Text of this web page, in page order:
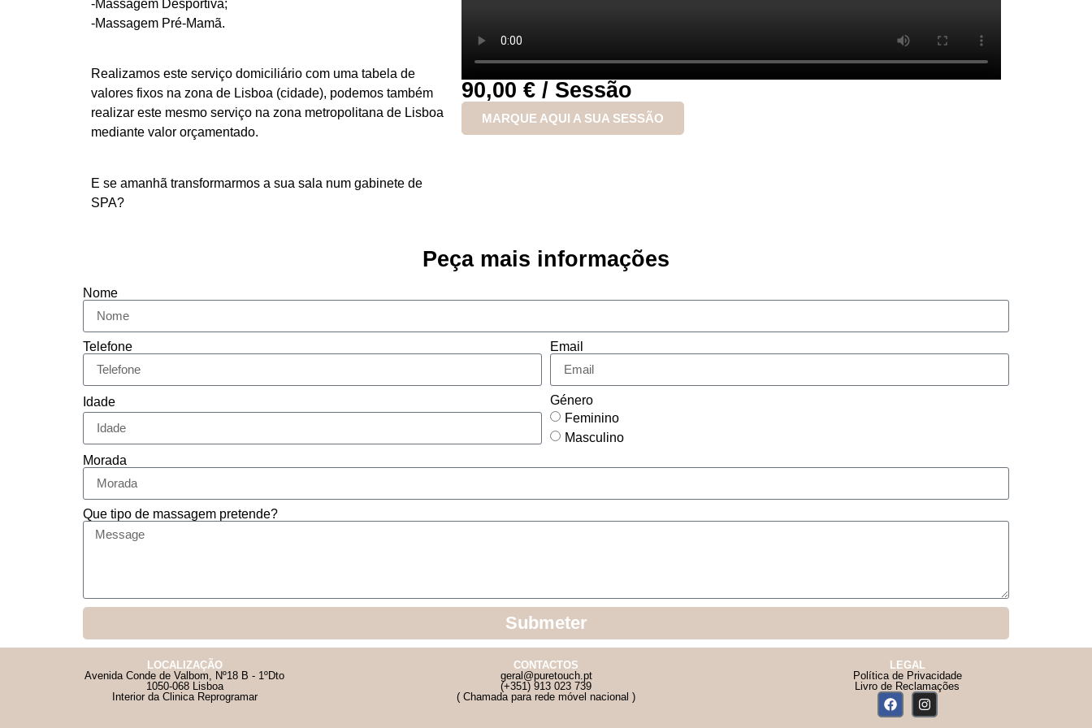
-Massagem Desportiva;
-Massagem Pré-Mamã.
Realizamos este serviço domiciliário com uma tabela de
valores fixos na zona de Lisboa (cidade), podemos também
realizar este mesmo serviço na zona metropolitana de Lisboa
mediante valor orçamentado.
E se amanhã transformarmos a sua sala num gabinete de
SPA?
90,00 € / Sessão
MARQUE AQUI A SUA SESSÃO
Peça mais informações
Nome
Telefone Email
Idade
Género
Feminino
Masculino
Morada
Que tipo de massagem pretende?
Submeter
LOCALIZAÇÃO
Avenida Conde de Valbom, Nº18 B - 1ºDto
1050-068 Lisboa
Interior da Clinica Reprogramar
CONTACTOS
geral@puretouch.pt
(+351) 913 023 739
( Chamada para rede móvel nacional )
LEGAL
Política de Privacidade
Livro de Reclamações